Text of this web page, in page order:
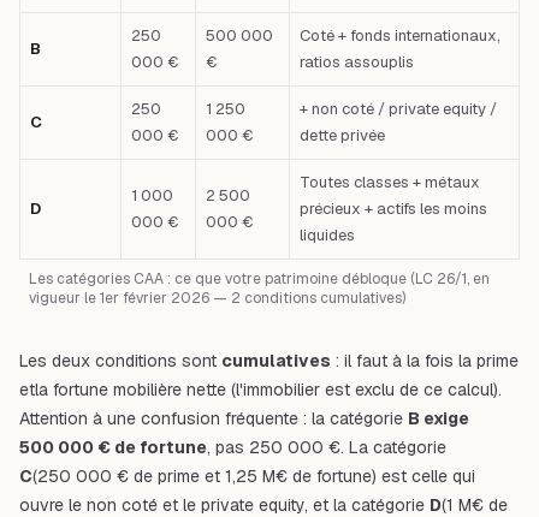
Les catégories CAA : ce que votre patrimoine débloque (LC 26/1, en
vigueur le 1er février 2026 — 2 conditions cumulatives)
B
250
000 €
500 000
€
Coté + fonds internationaux,
ratios assouplis
C
250
000 €
1 250
000 €
+ non coté / private equity /
dette privée
D
1 000
000 €
2 500
000 €
Toutes classes + métaux
précieux + actifs les moins
liquides
Les deux conditions sont cumulatives : il faut à la fois la prime
etla fortune mobilière nette (l'immobilier est exclu de ce calcul).
Attention à une confusion fréquente : la catégorie B exige
500 000 € de fortune, pas 250 000 €. La catégorie
C(250 000 € de prime et 1,25 M€ de fortune) est celle qui
ouvre le non coté et le private equity, et la catégorie D(1 M€ de